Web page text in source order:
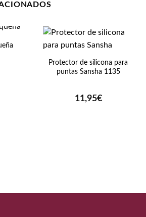
Protector de silicona para
puntas Sansha 1135
11,95€